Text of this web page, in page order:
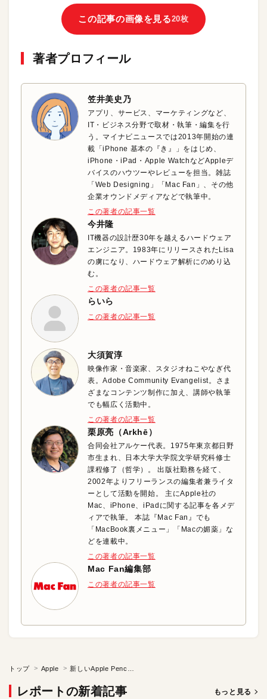
この記事の画像を見る20枚
著者プロフィール
笠井美史乃
アプリ、サービス、マーケティングなど、
IT・ビジネス分野で取材・執筆・編集を行
う。マイナビニュースでは2013年開始の連
載「iPhone 基本の『き』」をはじめ、
iPhone・iPad・Apple WatchなどAppleデ
バイスのハウツーやレビューを担当。雑誌
「Web Designing」「Mac Fan」、その他
企業オウンドメディアなどで執筆中。
この著者の記事一覧
今井隆
IT機器の設計歴30年を越えるハードウェア
エンジニア。1983年にリリースされたLisa
の虜になり、ハードウェア解析にのめり込
む。
この著者の記事一覧
らいら
この著者の記事一覧
大須賀淳
映像作家・音楽家、スタジオねこやなぎ代
表。Adobe Community Evangelist。さま
ざまなコンテンツ制作に加え、講師や執筆
でも幅広く活動中。
この著者の記事一覧
栗原亮（Arkhē）
合同会社アルケー代表。1975年東京都日野
市生まれ、日本大学大学院文学研究科修士
課程修了（哲学）。 出版社勤務を経て、
2002年よりフリーランスの編集者兼ライタ
ーとして活動を開始。 主にApple社の
Mac、iPhone、iPadに関する記事を各メデ
ィアで執筆。 本誌『Mac Fan』でも
「MacBook裏メニュー」「Macの媚薬」な
どを連載中。
この著者の記事一覧
Mac Fan編集部
この著者の記事一覧
トップ Apple
レポートの新着記事 もっと見る